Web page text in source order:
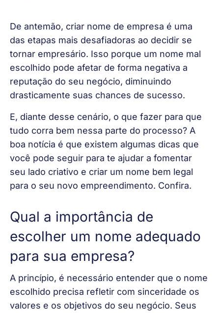
De antemão, criar nome de empresa é uma
das etapas mais desafiadoras ao decidir se
tornar empresário. Isso porque um nome mal
escolhido pode afetar de forma negativa a
reputação do seu negócio, diminuindo
drasticamente suas chances de sucesso.
E, diante desse cenário, o que fazer para que
tudo corra bem nessa parte do processo? A
boa notícia é que existem algumas dicas que
você pode seguir para te ajudar a fomentar
seu lado criativo e criar um nome bem legal
para o seu novo empreendimento. Confira.
Qual a importância de
escolher um nome adequado
para sua empresa?
A princípio, é necessário entender que o nome
escolhido precisa refletir com sinceridade os
valores e os objetivos do seu negócio. Seus